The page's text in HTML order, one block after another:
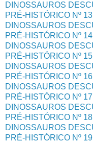
DINOSSAUROS
PRÉ-HISTÓRICO Nº 13
DINOSSAUROS
PRÉ-HISTÓRICO Nº 14
DINOSSAUROS
PRÉ-HISTÓRICO Nº 15
DINOSSAUROS
PRÉ-HISTÓRICO Nº 16
DINOSSAUROS
PRÉ-HISTÓRICO Nº 17
DINOSSAUROS
PRÉ-HISTÓRICO Nº 18
DINOSSAUROS
PRÉ-HISTÓRICO Nº 19